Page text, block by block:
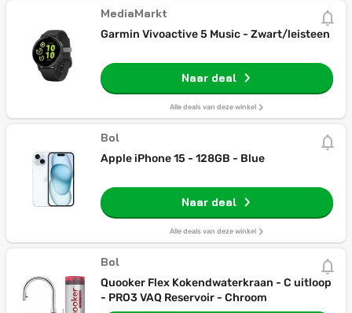
MediaMarkt
Garmin Vivoactive 5 Music - Zwart/leisteen
Naar deal
Alle deals van deze winkel
Bol
Apple iPhone 15 - 128GB - Blue
Naar deal
Alle deals van deze winkel
Bol
Quooker Flex Kokendwaterkraan - C uitloop
- PRO3 VAQ Reservoir - Chroom